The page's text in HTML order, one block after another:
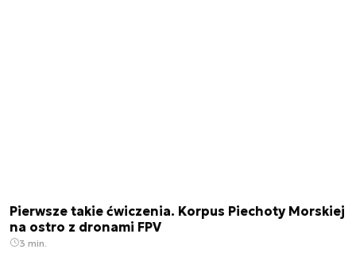
Pierwsze takie ćwiczenia. Korpus Piechoty Morskiej
na ostro z dronami FPV
3 min.